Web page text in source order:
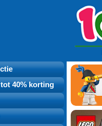
40% korting